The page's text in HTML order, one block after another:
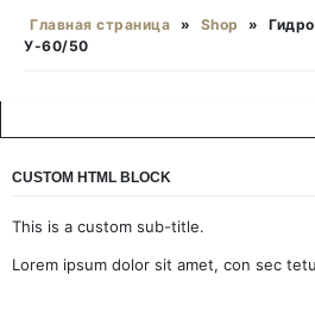
Главная страница » Shop »
У-60/50
CUSTOM HTML BLOCK
This is a custom sub-title.
Lorem ipsum dolor sit amet, con sec